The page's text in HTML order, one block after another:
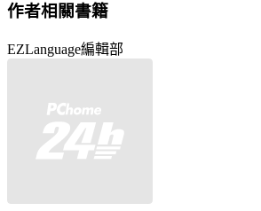
作者相關書籍
EZLanguage編輯部